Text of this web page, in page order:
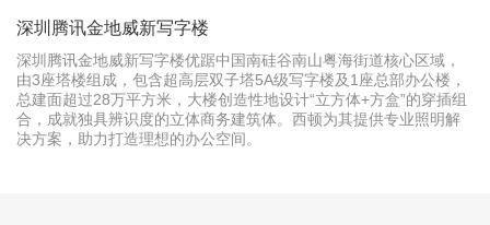
深圳腾讯金地威新写字楼
深圳腾讯金地威新写字楼优踞中国南硅谷南山粤海街道核心区域，
由3座塔楼组成，包含超高层双子塔5A级写字楼及1座总部办公楼，
总建面超过28万平方米，大楼创造性地设计“立方体+方盒”的穿插组
合，成就独具辨识度的立体商务建筑体。西顿为其提供专业照明解
决方案，助力打造理想的办公空间。